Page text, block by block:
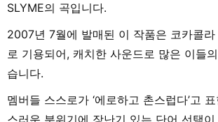
SLYME의 곡입니다.
2007년 7월에 발매된 이 작품은 코카콜
로 기용되어, 캐치한 사운드로 많은 이들
습니다.
멤버들 스스로가 ‘에로하고 촌스럽다’고